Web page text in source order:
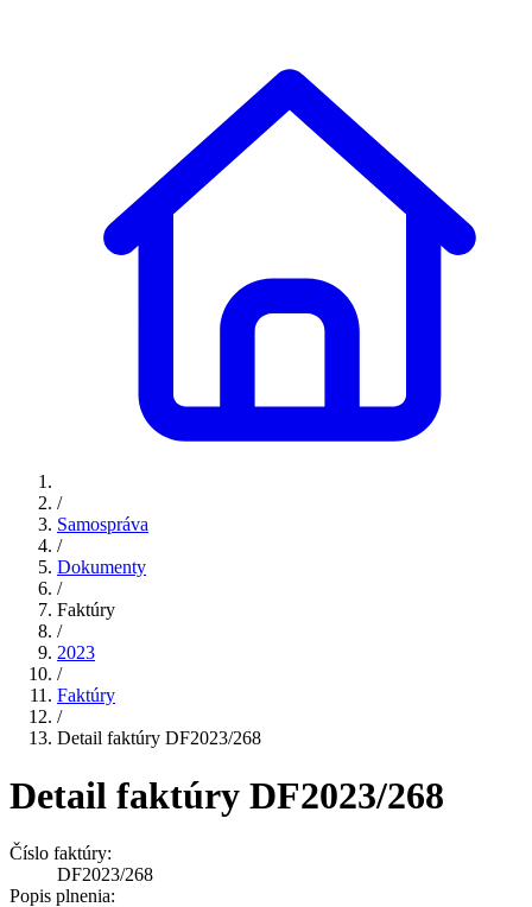
/
Samospráva
/
Dokumenty
/
Faktúry
/
2023
/
Faktúry
/
Detail faktúry DF2023/268
Detail faktúry DF2023/268
Číslo faktúry:
DF2023/268
Popis plnenia: